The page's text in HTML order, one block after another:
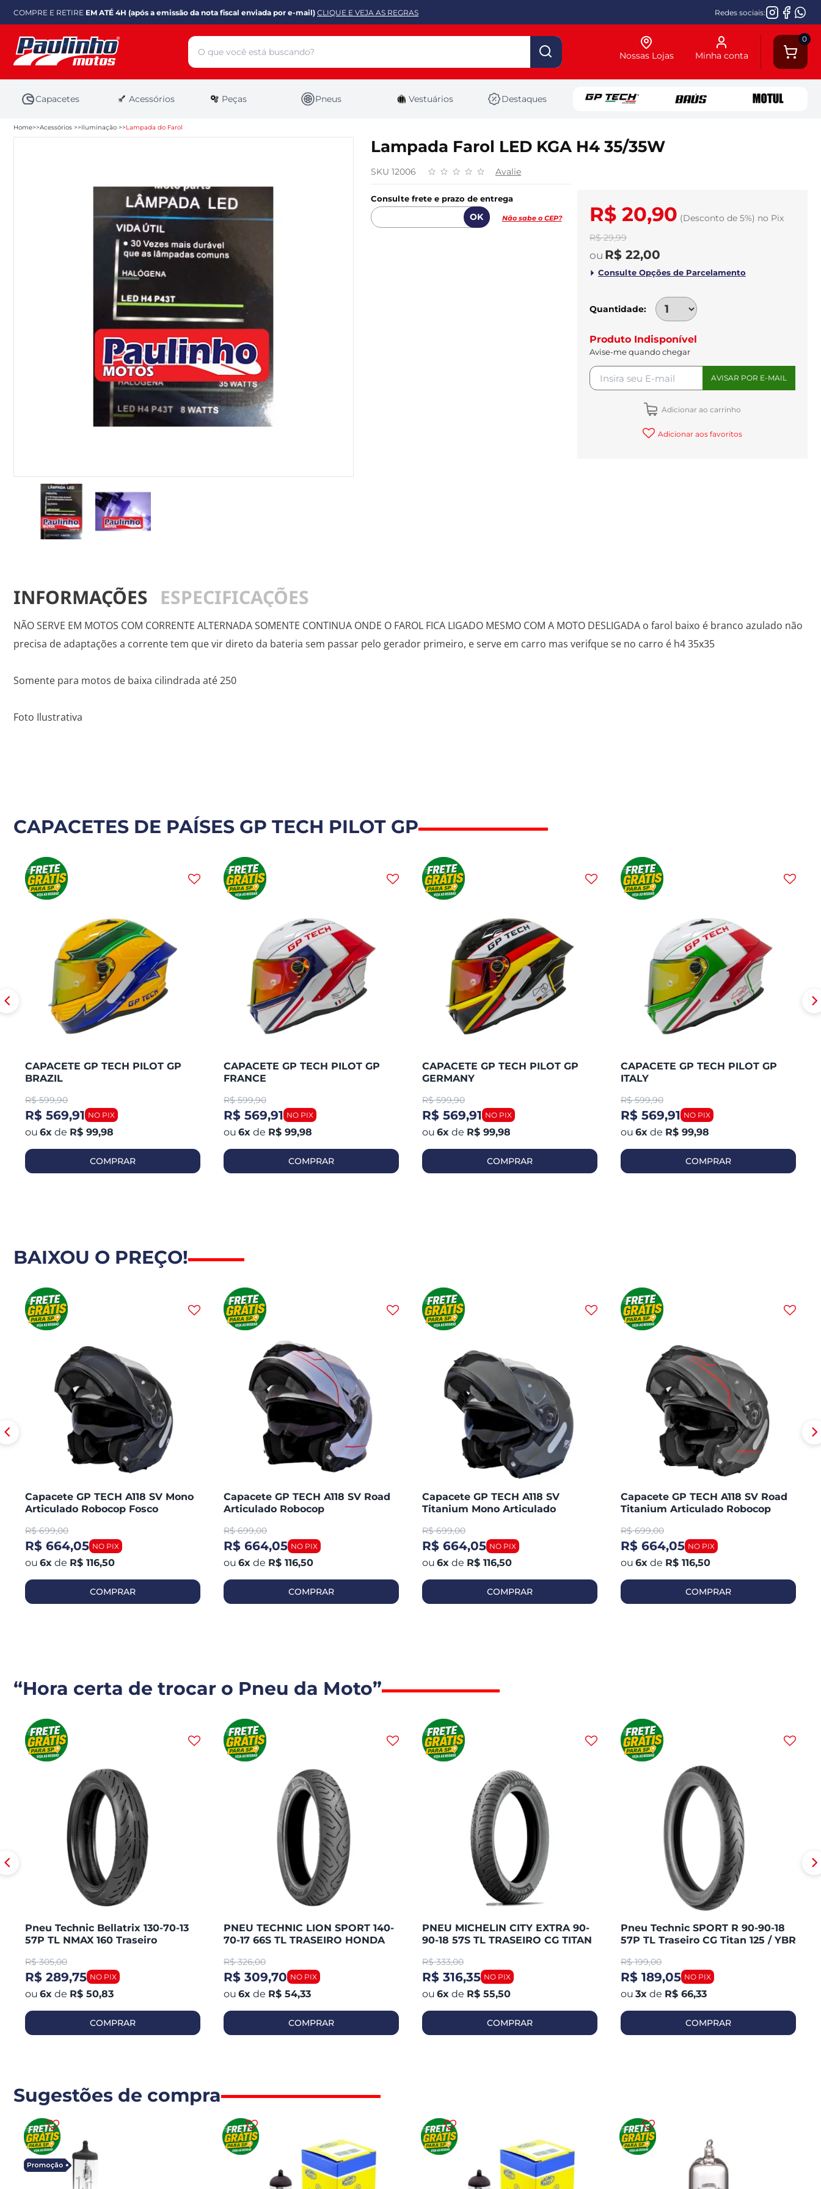
COMPRE E RETIRE EM ATÉ 4H (após a emissão da nota fiscal enviada por e-mail) CLIQUE E VEJA AS REGRAS Redes sociais:
0
Minha conta
Nossas Lojas
Capacetes Acessórios Peças Pneus Vestuários Destaques
Home Acessórios Iluminação Lampada do Farol
Lampada Farol LED KGA H4 35/35W
SKU 12006 Avalie
Consulte frete e prazo de entrega
Não sabe o CEP? R$ 20,90 (Desconto de 5%) no Pix
R$ 29,99
R$ 22,00
Quantidade
Produto Indisponível
Avise-me quando chegar
Adicionar ao carrinho
Adicionar aos favoritos
INFORMAÇÕES ESPECIFICAÇÕES
NÃO SERVE EM MOTOS COM CORRENTE ALTERNADA SOMENTE CONTINUA ONDE O FAROL FICA LIGADO MESMO COM A MOTO DESLIGADA o farol baixo é branco azulado não
precisa de adaptações a corrente tem que vir direto da bateria sem passar pelo gerador primeiro, e serve em carro mas verifque se no carro é h4 35x35
Somente para motos de baixa cilindrada até 250
Foto Ilustrativa
CAPACETES DE PAÍSES GP TECH PILOT GP
CAPACETE GP TECH PILOT GP
BRAZIL
R$ 599,90
R$ 569,91
6x de R$ 99,98
COMPRAR
CAPACETE GP TECH PILOT GP
FRANCE
R$ 599,90
R$ 569,91
6x de R$ 99,98
COMPRAR
CAPACETE GP TECH PILOT GP
GERMANY
R$ 599,90
R$ 569,91
6x de R$ 99,98
COMPRAR
CAPACETE GP TECH PILOT GP
ITALY
R$ 599,90
R$ 569,91
6x de R$ 99,98
COMPRAR
BAIXOU O PREÇO!
Capacete GP TECH A118 SV Mono
Articulado Robocop Fosco
R$ 699,00
R$ 664,05
6x de R$ 116,50
COMPRAR
Capacete GP TECH A118 SV Road
Articulado Robocop
R$ 699,00
R$ 664,05
6x de R$ 116,50
COMPRAR
Capacete GP TECH A118 SV
Titanium Mono Articulado
R$ 699,00
R$ 664,05
6x de R$ 116,50
COMPRAR
Capacete GP TECH A118 SV Road
Titanium Articulado Robocop
R$ 699,00
R$ 664,05
6x de R$ 116,50
COMPRAR
“Hora certa de trocar o Pneu da Moto”
Pneu Technic Bellatrix 130-70-13
57P TL NMAX 160 Traseiro
R$ 305,00
R$ 289,75
6x de R$ 50,83
COMPRAR
PNEU TECHNIC LION SPORT 140-
70-17 66S TL TRASEIRO HONDA
250 / KAWASAK
R$ 326,00
R$ 309,70
6x de R$ 54,33
COMPRAR
PNEU MICHELIN CITY EXTRA 90-
90-18 57S TL TRASEIRO CG TITAN
YES / FAN
R$ 333,00
R$ 316,35
6x de R$ 55,50
COMPRAR
Pneu Technic SPORT R 90-90-18
57P TL Traseiro CG Titan 125 / YBR
R$ 199,00
R$ 189,05
3x de R$ 66,33
COMPRAR
Sugestões de compra